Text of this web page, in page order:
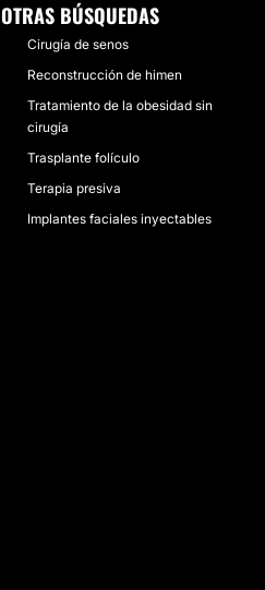
OTRAS BÚSQUEDAS
Cirugía de senos
Reconstrucción de himen
Tratamiento de la obesidad sin
cirugía
Trasplante folículo
Terapia presiva
Implantes faciales inyectables